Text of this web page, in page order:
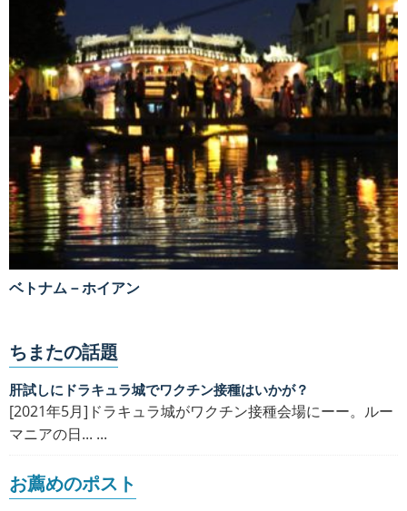
ベトナム－ホイアン
ちまたの話題
肝試しにドラキュラ城でワクチン接種はいかが？
[2021年5月]ドラキュラ城がワクチン接種会場にーー。ルー
マニアの日... ...
お薦めのポスト